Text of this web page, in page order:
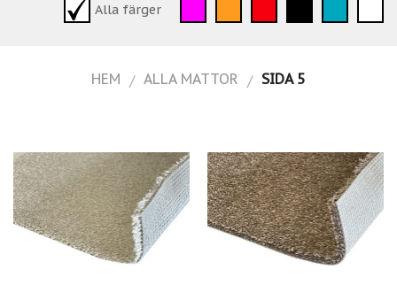
Alla färger
HEM / ALLA MATTOR / SIDA 5